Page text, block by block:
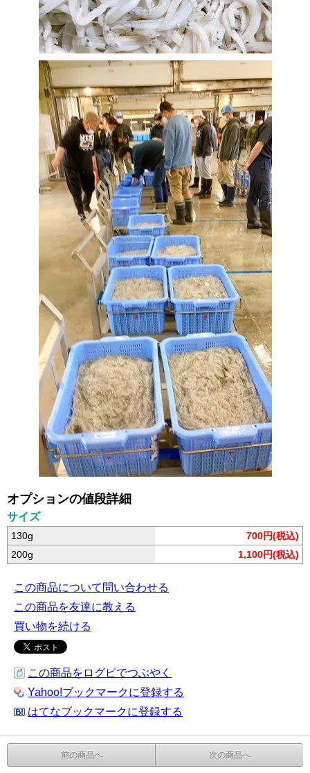
オプションの値段詳細
サイズ
130g
700円(税込)
200g
1,100円(税込)
この商品について問い合わせる
この商品を友達に教える
買い物を続ける
この商品をログピでつぶやく
Yahoo!ブックマークに登録する
はてなブックマークに登録する
前の商品へ 次の商品へ